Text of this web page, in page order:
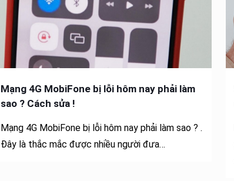
Mạng 4G MobiFone bị lỗi hôm nay phải làm
sao ? Cách sửa !
Mạng 4G MobiFone bị lỗi hôm nay phải làm sao ? .
Đây là thắc mắc được nhiều người đưa…